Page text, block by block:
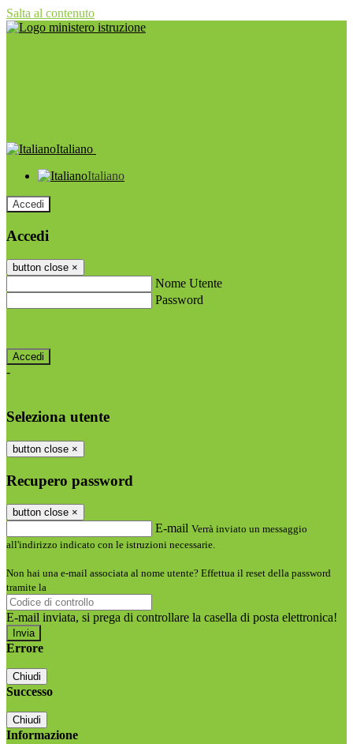
Salta al contenuto
Italiano
Italiano
Accedi
Accedi
button close ×
Nome Utente
Password
-
Seleziona utente
button close ×
Recupero password
button close ×
E-mail Verrà inviato un messaggio
all'indirizzo indicato con le istruzioni necessarie.
Non hai una e-mail associata al nome utente? Effettua il reset della password
tramite la
E-mail inviata, si prega di controllare la casella di posta elettronica!
Errore
Chiudi
Successo
Chiudi
Informazione